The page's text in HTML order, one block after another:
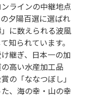
ラインの中継地点
夕陽百選に選ばれ
に数えられる波風
知られています。
継ぎ、日本一の加
高い水産加工品
の「ななつぼし」
、海の幸・山の幸